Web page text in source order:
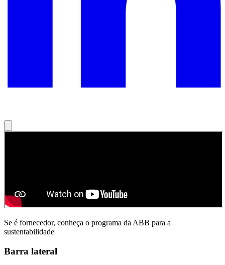
Se é fornecedor, conheça o programa da ABB para a
sustentabilidade
Barra lateral